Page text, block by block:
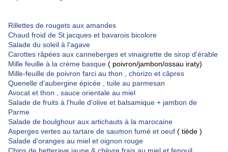
Rillettes de rougets aux amandes
Chaud froid de St jacques et bavarois bicolore
Salade du soleil à l'agave
Carottes râpées aux canneberges et vinaigrette de sirop d'érable
Mille feuille à la crème basque ( poivron/jambon/ossau iraty)
Mille-feuille de poivron farci au thon , chorizo et câpres
Quenelle d'aubergine épicée , tuile au parmesan
Avocat et thon , sauce orientale au miel
Salade de fruits à l'huile d'olive et balsamique + jambon de
Parme
Salade de boulghour aux artichauts à la marocaine
Asperges vertes au tartare de saumon fumé et oeuf ( tiède )
Salade d'oranges au miel et oignon rouge